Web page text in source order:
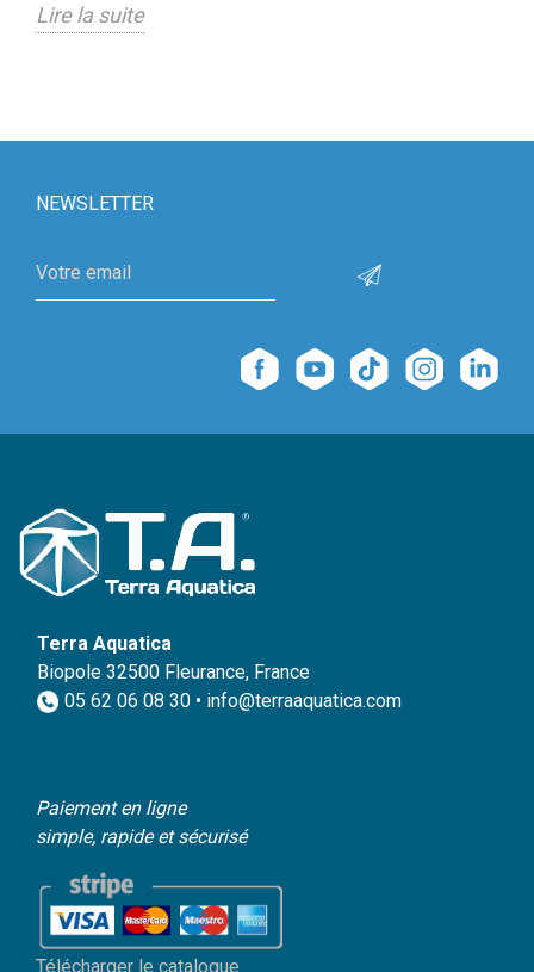
Lire la suite
NEWSLETTER
Terra Aquatica
Biopole 32500 Fleurance, France
05 62 06 08 30 • info@terraaquatica.com
Paiement en ligne
simple, rapide et sécurisé
Télécharger le catalogue